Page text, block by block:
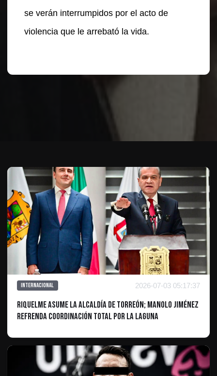
se verán interrumpidos por el acto de
violencia que le arrebató la vida.
Te puede interesar
Internacional 2026-07-03 05:17:37
Riquelme asume la alcaldía de Torreón; Manolo Jiménez
refrenda coordinación total por La Laguna